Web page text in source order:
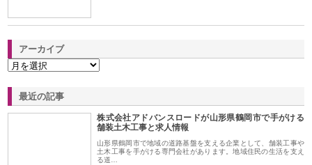
アーカイブ
最近の記事
株式会社アドバンスロードが山形県鶴岡市で手がける
舗装土木工事と求人情報
山形県鶴岡市で地域の道路基盤を支える企業として、舗装工事や
土木工事を手がける専門会社があります。地域住民の生活を支え
る道…